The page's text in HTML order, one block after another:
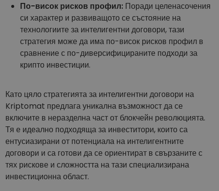
По-висок рисков профил: Поради целенасочения
си характер и развиващото се състояние на
технологиите за интелигентни договори, тази
стратегия може да има по-висок рисков профил в
сравнение с по-диверсифицираните подходи за
крипто инвестиции.
Като цяло стратегията за интелигентни договори на
Kriptomat предлага уникална възможност да се
включите в неразделна част от блокчейн революцията.
Тя е идеално подходяща за инвеститори, които са
ентусиазирани от потенциала на интелигентните
договори и са готови да се ориентират в свързаните с
тях рискове и сложността на тази специализирана
инвестиционна област.